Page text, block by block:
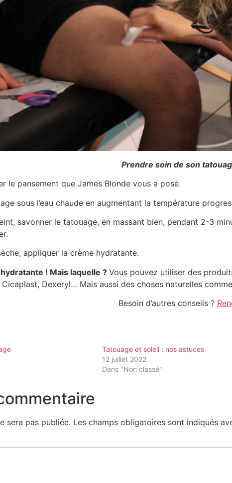
Prendre soin de son
le pansement que James Blonde vous a posé.
sous l’eau chaude en augmentant la température
savonner le tatouage, en massant bien, pendant 2-3
appliquer la crème hydratante.
! Mais laquelle ? Vous pouvez utiliser des
Dexeryl… Mais aussi des choses naturelles
Besoin d’autres conseils ?
Tatouage et soleil : nos astuces
12 juillet 2022
Dans "Non classé"
sera pas publiée. Les champs obligatoires sont indiqués